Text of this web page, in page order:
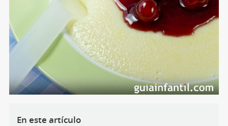
En este artículo